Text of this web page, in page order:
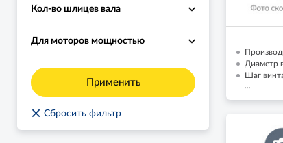
Кол-во шлицев вала
Для моторов мощностью
Применить
× Сбросить фильтр
Диаметр
Шаг
...